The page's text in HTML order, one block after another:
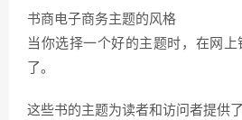
书商电子商务主题的风格
当你选择一个好的主题时，在网
了。
这些书的主题为读者和访问者提供